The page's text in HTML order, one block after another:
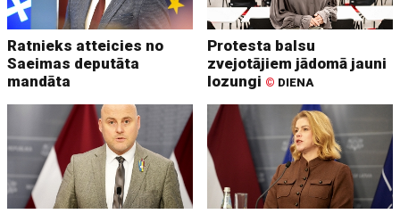
Ratnieks atteicies no
Saeimas deputāta
mandāta
Protesta balsu
zvejotājiem jādomā jauni
lozungi © DIENA